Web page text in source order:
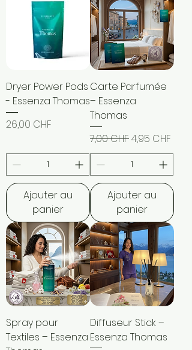
Dryer Power Pods
- Essenza Thomas
Prix
26,00 CHF
Ajouter au
panier
Carte Parfumée
– Essenza
Thomas
Prix original
7,00 CHFPrix
4,95 CHF
Ajouter au
panier
Spray pour
Textiles – Essenza
Diffuseur Stick –
Essenza Thomas